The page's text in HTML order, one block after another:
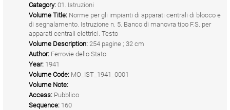
Category: 01. Istruzioni
Volume Title: Norme per gli impianti di apparati centrali di blocco e
di segnalamento. Istruzione n. 5. Banco di manovra tipo F.S. per
apparati centrali elettrici. Testo
Volume Description: 254 pagine ; 32 cm
Author: Ferrovie dello Stato
Year: 1941
Volume Code: MO_IST_1941_0001
Volume Note:
Access: Pubblico
Sequence: 160